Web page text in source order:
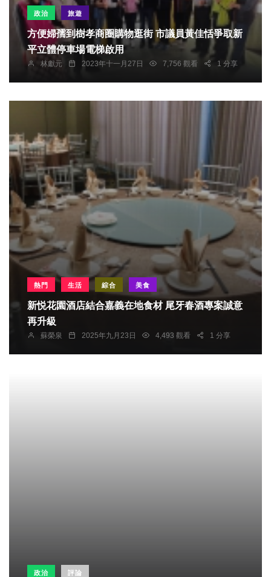
政治 旅遊
方便婦孺到樹孝商圈購物逛街 市議員黃佳恬爭取新
平立體停車場電梯啟用
林獻元 2023年十一月27日 7,756 觀看 1 分享
熱門 生活 綜合 美食
新悦花園酒店結合嘉義在地食材 尾牙春酒專案誠意
再升級
蘇榮泉 2025年九月23日 4,493 觀看 1 分享
政治 評論